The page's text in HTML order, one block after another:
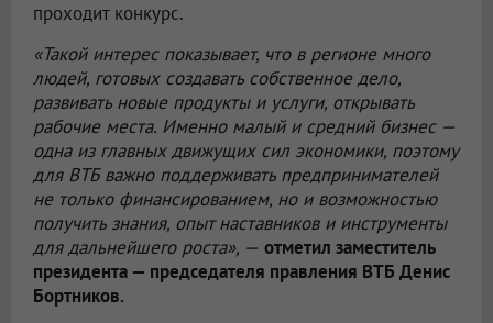
проходит конкурс.
«Такой интерес показывает, что в регионе много
людей, готовых создавать собственное дело,
развивать новые продукты и услуги, открывать
рабочие места. Именно малый и средний бизнес —
одна из главных движущих сил экономики, поэтому
для ВТБ важно поддерживать предпринимателей
не только финансированием, но и возможностью
получить знания, опыт наставников и инструменты
для дальнейшего роста», — отметил заместитель
президента — председателя правления ВТБ Денис
Бортников.